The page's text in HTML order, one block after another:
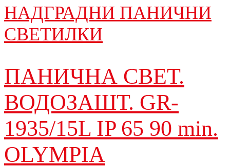
НАДГРАДНИ ПАНИЧНИ
СВЕТИЛКИ
ПАНИЧНА СВЕТ.
ВОДОЗАШТ. GR-
1935/15L IP 65 90 min.
OLYMPIA